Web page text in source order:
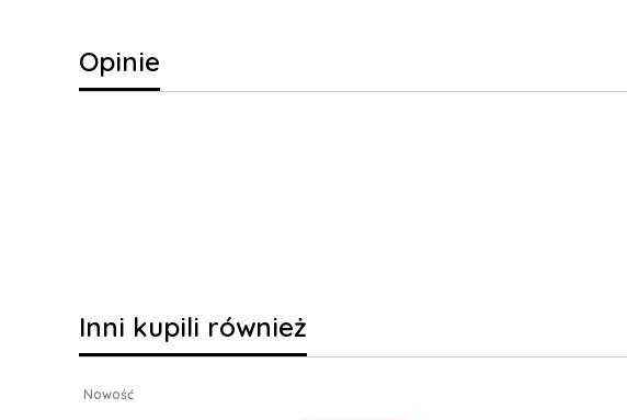
Opinie
Inni kupili również
Nowość